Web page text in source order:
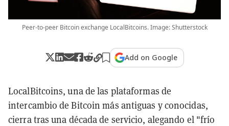
Peer-to-peer Bitcoin exchange LocalBitcoins. Image: Shutterstock
Add on Google
LocalBitcoins, una de las plataformas de
intercambio de Bitcoin más antiguas y conocidas,
cierra tras una década de servicio, alegando el "frío